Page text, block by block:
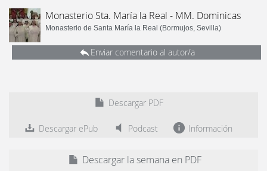
Monasterio Sta. María la Real - MM. Dominicas
Monasterio de Santa María la Real (Bormujos, Sevilla)
Enviar comentario al autor/a
Descargar PDF
Descargar ePub Podcast Información
Descargar la semana en PDF